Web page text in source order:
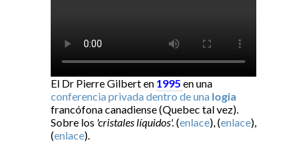
El Dr Pierre Gilbert en 1995 en una
conferencia privada dentro de una logia
francófona canadiense (Quebec tal vez).
Sobre los 'cristales líquidos'.(enlace), (enlace),
(enlace).